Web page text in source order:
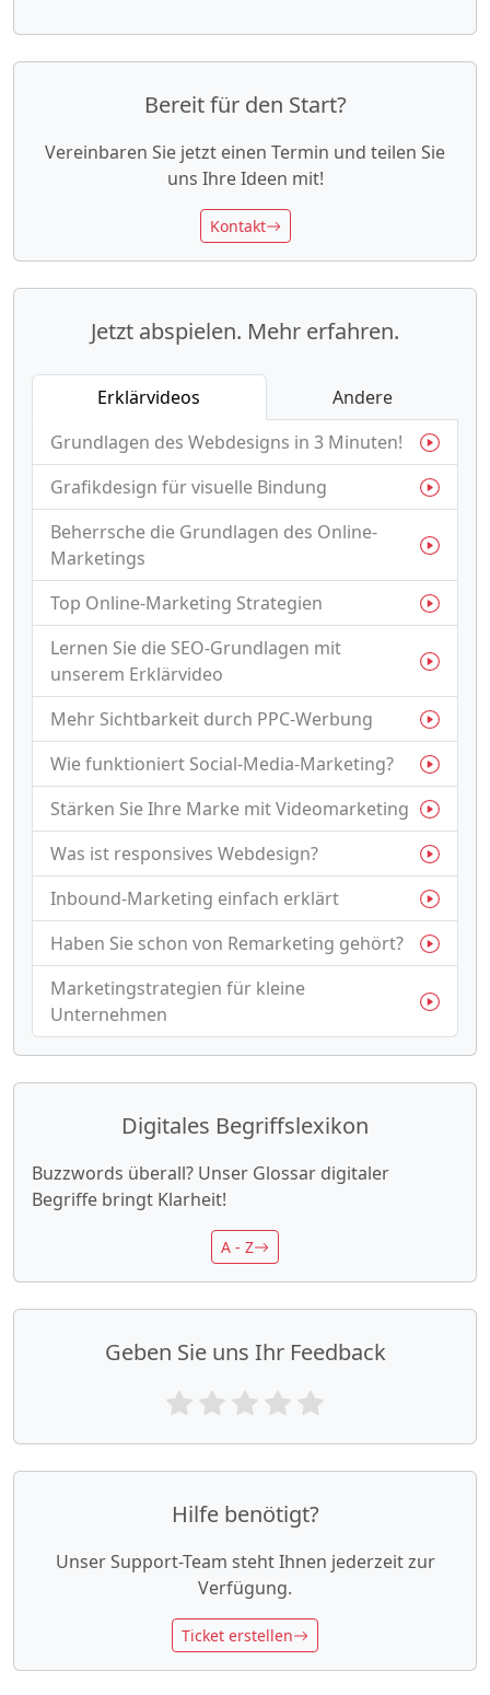
Bereit für den Start?
Vereinbaren Sie jetzt einen Termin und teilen Sie
uns Ihre Ideen mit!
Kontakt
Jetzt abspielen. Mehr erfahren.
Erklärvideos
Andere
Grundlagen des Webdesigns in 3 Minuten!
Grafikdesign für visuelle Bindung
Beherrsche die Grundlagen des Online-
Marketings
Top Online-Marketing Strategien
Lernen Sie die SEO-Grundlagen mit
unserem Erklärvideo
Mehr Sichtbarkeit durch PPC-Werbung
Wie funktioniert Social-Media-Marketing?
Stärken Sie Ihre Marke mit Videomarketing
Was ist responsives Webdesign?
Inbound-Marketing einfach erklärt
Haben Sie schon von Remarketing gehört?
Marketingstrategien für kleine
Unternehmen
Digitales Begriffslexikon
Buzzwords überall? Unser Glossar digitaler
Begriffe bringt Klarheit!
A - Z
Geben Sie uns Ihr Feedback
Hilfe benötigt?
Unser Support-Team steht Ihnen jederzeit zur
Verfügung.
Ticket erstellen